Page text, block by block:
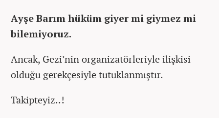
Ayşe Barım hüküm giyer mi giymez mi
bilemiyoruz.
Ancak, Gezi’nin organizatörleriyle ilişkisi
olduğu gerekçesiyle tutuklanmıştır.
Takipteyiz..!